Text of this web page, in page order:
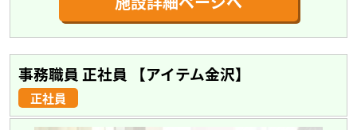
事務職員 正社員 【アイテム金沢】
正社員